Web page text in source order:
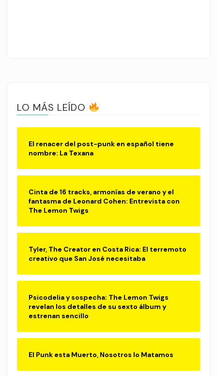
LO MÁS LEÍDO
El renacer del post-punk en español tiene
nombre: La Texana
Cinta de 16 tracks, armonías de verano y el
fantasma de Leonard Cohen: Entrevista con
The Lemon Twigs
Tyler, The Creator en Costa Rica: El terremoto
creativo que San José necesitaba
Psicodelia y sospecha: The Lemon Twigs
revelan los detalles de su sexto álbum y
estrenan sencillo
El Punk esta Muerto, Nosotros lo Matamos